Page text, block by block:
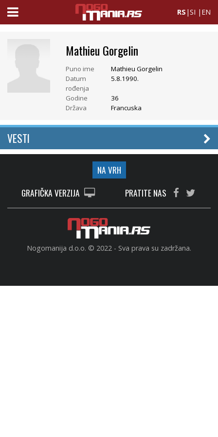
RS |SI | EN
Mathieu Gorgelin
Puno ime
Mathieu Gorgelin
Datum
rođenja
5.8.1990.
Godine
36
Država
Francuska
VESTI
NA VRH
GRAFIČKA VERZIJA
PRATITE NAS
Nogomanija d.o.o. © 2022 - Sva prava su zadržana.